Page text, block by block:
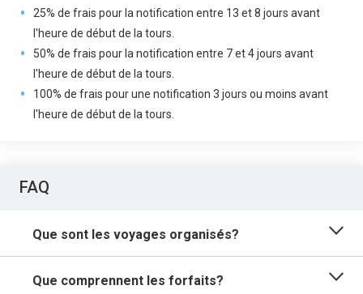
25% de frais pour la notification entre 13 et 8 jours avant
l'heure de début de la tours.
50% de frais pour la notification entre 7 et 4 jours avant
l'heure de début de la tours.
100% de frais pour une notification 3 jours ou moins avant
l'heure de début de la tours.
FAQ
Que sont les voyages organisés?
Que comprennent les forfaits?